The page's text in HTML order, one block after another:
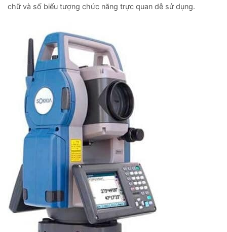
chữ và số biểu tượng chức năng trực quan dễ sử dụng.